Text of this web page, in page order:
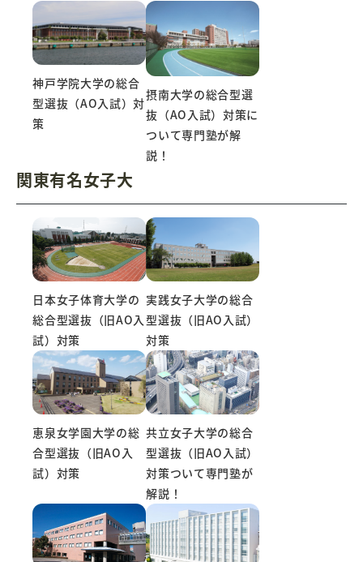
神戸学院大学の総合
型選抜（AO入試）対
策
摂南大学の総合型選
抜（AO入試）対策に
ついて専門塾が解
説！
関東有名女子大
日本女子体育大学の
総合型選抜（旧AO入
試）対策
実践女子大学の総合
型選抜（旧AO入試）
対策
恵泉女学園大学の総
合型選抜（旧AO入
試）対策
共立女子大学の総合
型選抜（旧AO入試）
対策ついて専門塾が
解説！